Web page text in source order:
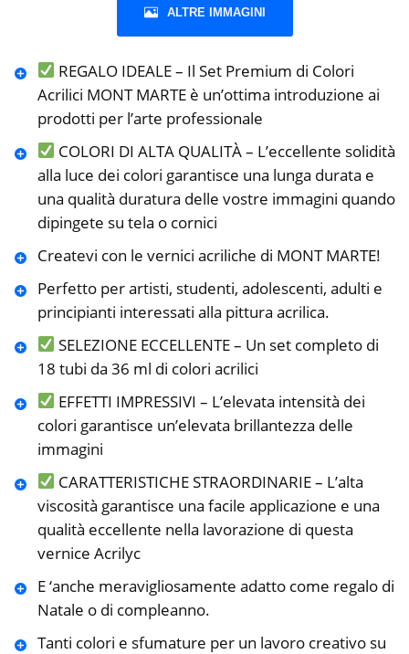
ALTRE IMMAGINI
REGALO IDEALE – Il Set Premium di Colori
Acrilici MONT MARTE è un’ottima introduzione ai
prodotti per l’arte professionale
COLORI DI ALTA QUALITÀ – L’eccellente solidità
alla luce dei colori garantisce una lunga durata e
una qualità duratura delle vostre immagini quando
dipingete su tela o cornici
Createvi con le vernici acriliche di MONT MARTE!
Perfetto per artisti, studenti, adolescenti, adulti e
principianti interessati alla pittura acrilica.
SELEZIONE ECCELLENTE – Un set completo di
18 tubi da 36 ml di colori acrilici
EFFETTI IMPRESSIVI – L’elevata intensità dei
colori garantisce un’elevata brillantezza delle
immagini
CARATTERISTICHE STRAORDINARIE – L’alta
viscosità garantisce una facile applicazione e una
qualità eccellente nella lavorazione di questa
vernice Acrilyc
E ‘anche meravigliosamente adatto come regalo di
Natale o di compleanno.
Tanti colori e sfumature per un lavoro creativo su